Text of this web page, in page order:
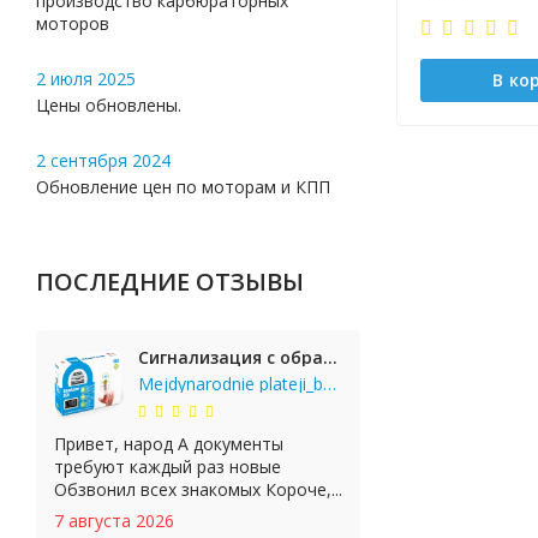
моторов
2 июля 2025
Цены обновлены.
2 сентября 2024
Обновление цен по моторам и КПП
ПОСЛЕДНИЕ ОТЗЫВЫ
Сигнализация с обратной связью StarLine E65 BT 2CAN+LIN
Mejdynarodnie plateji_bgKi
Привет, народ А документы
требуют каждый раз новые
Обзвонил всех знакомых Короче,...
7 августа 2026
В